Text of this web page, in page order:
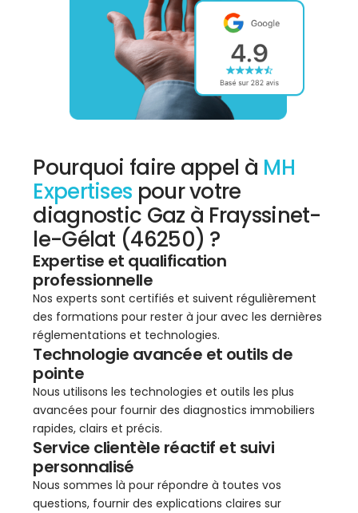
Pourquoi faire appel à MH
Expertises pour votre
diagnostic Gaz à Frayssinet-
le-Gélat (46250) ?
Expertise et qualification
professionnelle
Nos experts sont certifiés et suivent régulièrement
des formations pour rester à jour avec les dernières
réglementations et technologies.
Technologie avancée et outils de
pointe
Nous utilisons les technologies et outils les plus
avancées pour fournir des diagnostics immobiliers
rapides, clairs et précis.
Service clientèle réactif et suivi
personnalisé
Nous sommes là pour répondre à toutes vos
questions, fournir des explications claires sur